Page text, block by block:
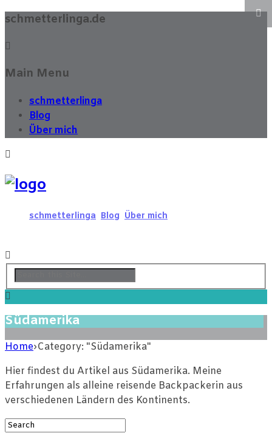
schmetterlinga.de
Main Menu
schmetterlinga
Blog
Über mich
schmetterlinga Blog Über mich
Südamerika
Home›Category: "Südamerika"
Hier findest du Artikel aus Südamerika. Meine
Erfahrungen als alleine reisende Backpackerin aus
verschiedenen Ländern des Kontinents.